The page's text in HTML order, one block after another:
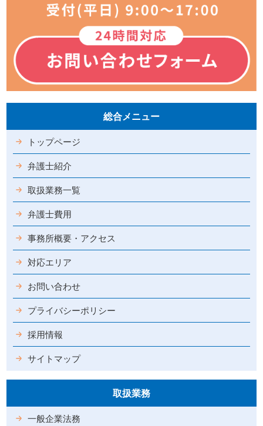
総合メニュー
トップページ
弁護士紹介
取扱業務一覧
弁護士費用
事務所概要・アクセス
対応エリア
お問い合わせ
プライバシーポリシー
採用情報
サイトマップ
取扱業務
一般企業法務